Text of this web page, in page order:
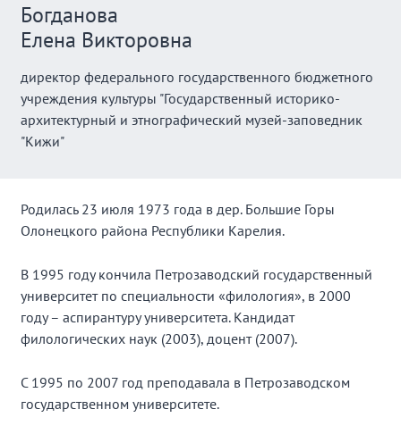
Богданова
Елена Викторовна
директор федерального государственного бюджетного
учреждения культуры "Государственный историко-
архитектурный и этнографический музей-заповедник
"Кижи"
Родилась 23 июля 1973 года в дер. Большие Горы
Олонецкого района Республики Карелия.
В 1995 году кончила Петрозаводский государственный
университет по специальности «филология», в 2000
году – аспирантуру университета. Кандидат
филологических наук (2003), доцент (2007).
С 1995 по 2007 год преподавала в Петрозаводском
государственном университете.